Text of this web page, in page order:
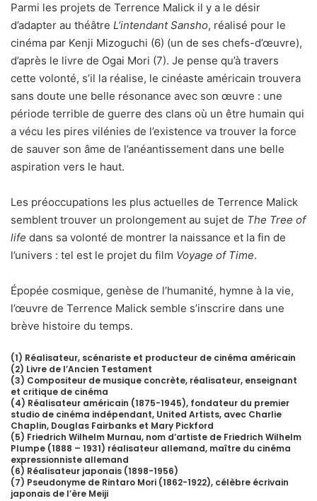
Parmi les projets de Terrence Malick il y a le désir
d’adapter au théâtre L’intendant Sansho, réalisé pour le
cinéma par Kenji Mizoguchi (6) (un de ses chefs-d’œuvre),
d’après le livre de Ogai Mori (7). Je pense qu’à travers
cette volonté, s’il la réalise, le cinéaste américain trouvera
sans doute une belle résonance avec son œuvre : une
période terrible de guerre des clans où un être humain qui
a vécu les pires vilénies de l’existence va trouver la force
de sauver son âme de l’anéantissement dans une belle
aspiration vers le haut.
Les préoccupations les plus actuelles de Terrence Malick
semblent trouver un prolongement au sujet de The Tree of
life dans sa volonté de montrer la naissance et la fin de
l’univers : tel est le projet du film Voyage of Time.
Épopée cosmique, genèse de l’humanité, hymne à la vie,
l’œuvre de Terrence Malick semble s’inscrire dans une
brève histoire du temps.
(1) Réalisateur, scénariste et producteur de cinéma américain
(2) Livre de l’Ancien Testament
(3) Compositeur de musique concrète, réalisateur, enseignant
et critique de cinéma
(4) Réalisateur américain (1875-1945), fondateur du premier
studio de cinéma indépendant, United Artists, avec Charlie
Chaplin, Douglas Fairbanks et Mary Pickford
(5) Friedrich Wilhelm Murnau, nom d’artiste de Friedrich Wilhelm
Plumpe (1888 – 1931) réalisateur allemand, maître du cinéma
expressionniste allemand
(6) Réalisateur japonais (1898-1956)
(7) Pseudonyme de Rintaro Mori (1862-1922), célèbre écrivain
japonais de l’ère Meiji